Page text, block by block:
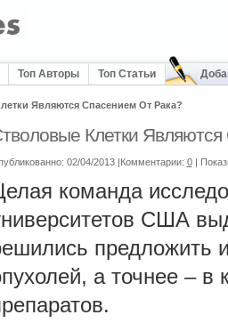
Топ Авторы Топ Статьи
Являются Спасением От Рака?
Клетки
02/04/2013 |Комментарии: 0 |
команда
США
предложить
а точнее – в